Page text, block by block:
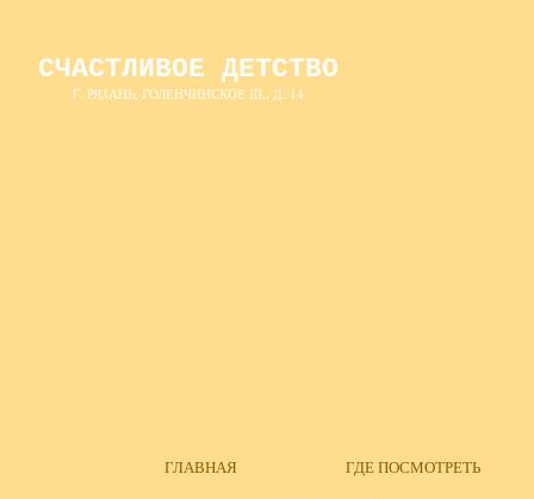
СЧАСТЛИВОЕ ДЕТСТВО
Г. РЯЗАНЬ, ГОЛЕНЧИНСКОЕ Ш., Д. 14
ГЛАВНАЯ ГДЕ ПОСМОТРЕТЬ